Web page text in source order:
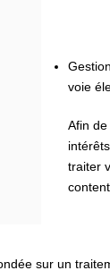
voie
Afin
traiter
sur un